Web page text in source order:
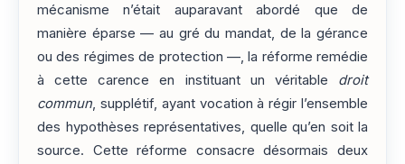
mécanisme n’était auparavant abordé que de
manière éparse — au gré du mandat, de la gérance
ou des régimes de protection —, la réforme remédie
à cette carence en instituant un véritable droit
commun, supplétif, ayant vocation à régir l’ensemble
des hypothèses représentatives, quelle qu’en soit la
source. Cette réforme consacre désormais deux